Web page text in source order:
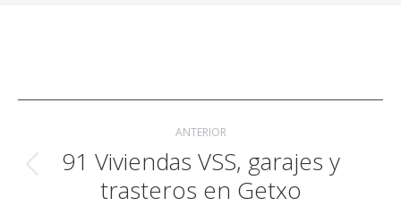
Navegación
entre
publicaciones
ANTERIOR
Publicación
anterior:
91 Viviendas VSS, garajes y
trasteros en Getxo